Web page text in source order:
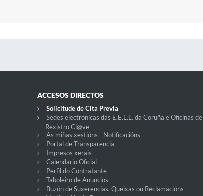
ACCESOS DIRECTOS
Solicitude de Cita Previa
Sedes electrónicas das E.E.L.L. da Coruña e Oficinas de
Rexistro Cl@ve
As miñas xestións - Notificacións
Portal de Transparencia
Impresos xerais
Calendario Oficial
Perfil do Contratante
Taboleiro de Anuncios
Buzón de Suxerencias, Queixas ou Reclamacións